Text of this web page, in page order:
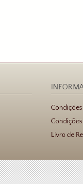
Condições
Livro de